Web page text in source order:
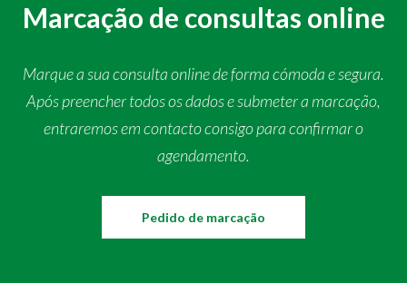
Marcação de consultas online
Marque a sua consulta online de forma cómoda e segura.
Após preencher todos os dados e submeter a marcação,
entraremos em contacto consigo para confirmar o
agendamento.
Pedido de marcação